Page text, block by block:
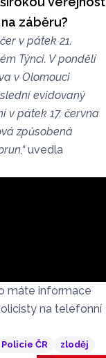
záběru?
v pátek 21.
Týnci. V pondělí
v Olomouci
evidovaný
v pátek 17. června
způsobená
uvedla
máte informace
na telefonní
Policie ČR zloděj